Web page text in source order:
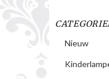
Nieuw